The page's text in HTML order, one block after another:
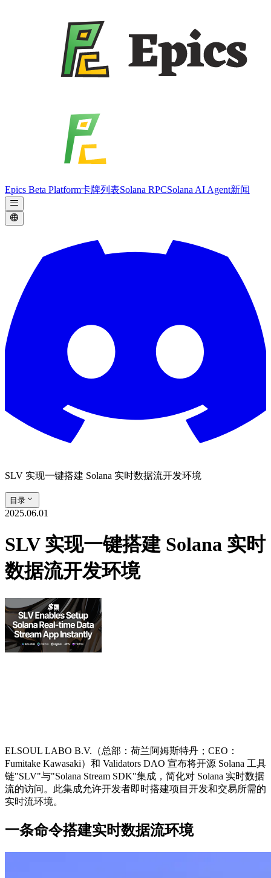
Epics Beta Platform卡牌列表Solana RPCSolana AI Agent新闻
SLV 实现一键搭建 Solana 实时数据流开发环境
目录
2025.06.01
SLV 实现一键搭建 Solana 实时
数据流开发环境
ELSOUL LABO B.V.（总部：荷兰阿姆斯特丹；CEO：
Fumitake Kawasaki）和 Validators DAO 宣布将开源 Solana 工具
链"SLV"与"Solana Stream SDK"集成，简化对 Solana 实时数据
流的访问。此集成允许开发者即时搭建项目开发和交易所需的
实时流环境。
一条命令搭建实时数据流环境